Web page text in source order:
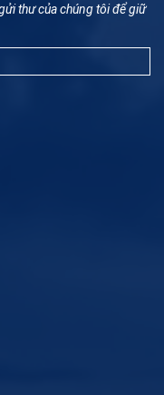
thư của chúng tôi để giữ